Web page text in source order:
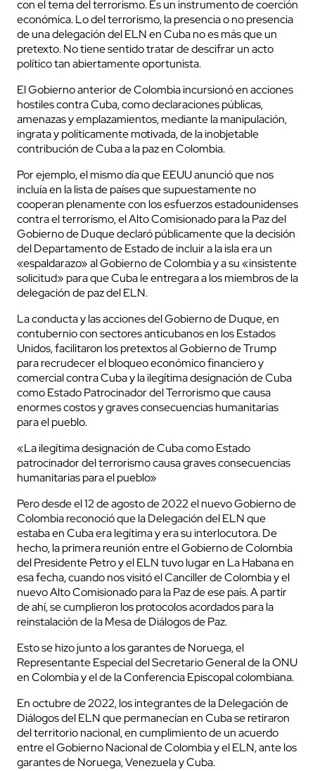
con el tema del terrorismo. Es un instrumento de coerción
económica. Lo del terrorismo, la presencia o no presencia
de una delegación del ELN en Cuba no es más que un
pretexto. No tiene sentido tratar de descifrar un acto
político tan abiertamente oportunista.
El Gobierno anterior de Colombia incursionó en acciones
hostiles contra Cuba, como declaraciones públicas,
amenazas y emplazamientos, mediante la manipulación,
ingrata y políticamente motivada, de la inobjetable
contribución de Cuba a la paz en Colombia.
Por ejemplo, el mismo día que EEUU anunció que nos
incluía en la lista de países que supuestamente no
cooperan plenamente con los esfuerzos estadounidenses
contra el terrorismo, el Alto Comisionado para la Paz del
Gobierno de Duque declaró públicamente que la decisión
del Departamento de Estado de incluir a la isla era un
«espaldarazo» al Gobierno de Colombia y a su «insistente
solicitud» para que Cuba le entregara a los miembros de la
delegación de paz del ELN.
La conducta y las acciones del Gobierno de Duque, en
contubernio con sectores anticubanos en los Estados
Unidos, facilitaron los pretextos al Gobierno de Trump
para recrudecer el bloqueo económico financiero y
comercial contra Cuba y la ilegítima designación de Cuba
como Estado Patrocinador del Terrorismo que causa
enormes costos y graves consecuencias humanitarias
para el pueblo.
«La ilegítima designación de Cuba como Estado
patrocinador del terrorismo causa graves consecuencias
humanitarias para el pueblo»
Pero desde el 12 de agosto de 2022 el nuevo Gobierno de
Colombia reconoció que la Delegación del ELN que
estaba en Cuba era legítima y era su interlocutora. De
hecho, la primera reunión entre el Gobierno de Colombia
del Presidente Petro y el ELN tuvo lugar en La Habana en
esa fecha, cuando nos visitó el Canciller de Colombia y el
nuevo Alto Comisionado para la Paz de ese país. A partir
de ahí, se cumplieron los protocolos acordados para la
reinstalación de la Mesa de Diálogos de Paz.
Esto se hizo junto a los garantes de Noruega, el
Representante Especial del Secretario General de la ONU
en Colombia y el de la Conferencia Episcopal colombiana.
En octubre de 2022, los integrantes de la Delegación de
Diálogos del ELN que permanecían en Cuba se retiraron
del territorio nacional, en cumplimiento de un acuerdo
entre el Gobierno Nacional de Colombia y el ELN, ante los
garantes de Noruega, Venezuela y Cuba.